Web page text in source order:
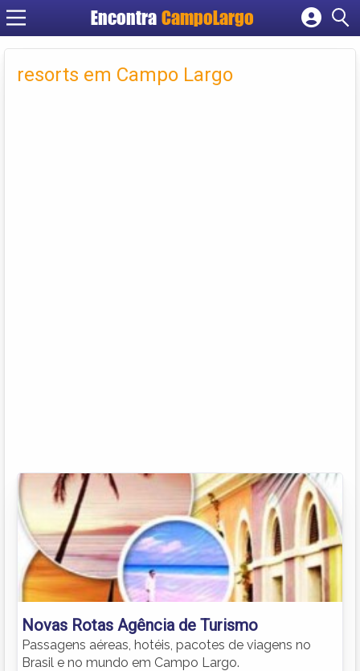
Encontra CampoLargo
Cadastrar empresa
Criar conta
resorts em Campo Largo
Novas Rotas Agência de Turismo
Passagens aéreas, hotéis, pacotes de viagens no
Brasil e no mundo em Campo Largo.